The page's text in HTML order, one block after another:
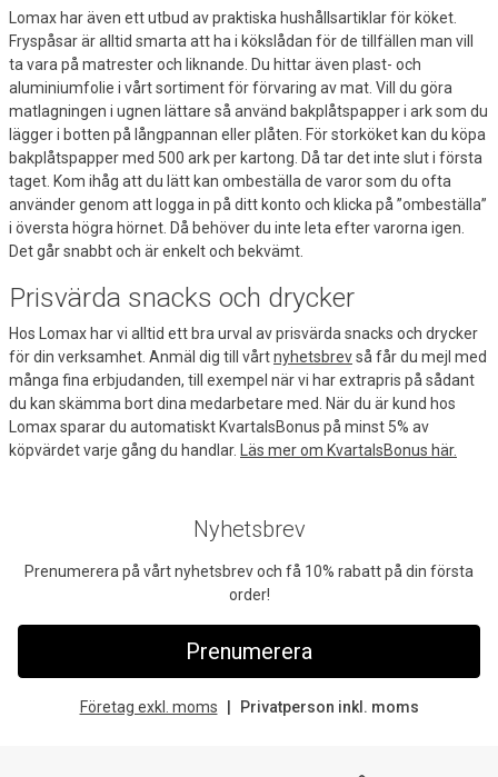
Lomax har även ett utbud av praktiska hushållsartiklar för köket.
Fryspåsar är alltid smarta att ha i kökslådan för de tillfällen man vill
ta vara på matrester och liknande. Du hittar även plast- och
aluminiumfolie i vårt sortiment för förvaring av mat. Vill du göra
matlagningen i ugnen lättare så använd bakplåtspapper i ark som du
lägger i botten på långpannan eller plåten. För storköket kan du köpa
bakplåtspapper med 500 ark per kartong. Då tar det inte slut i första
taget. Kom ihåg att du lätt kan ombeställa de varor som du ofta
använder genom att logga in på ditt konto och klicka på ”ombeställa”
i översta högra hörnet. Då behöver du inte leta efter varorna igen.
Det går snabbt och är enkelt och bekvämt.
Prisvärda snacks och drycker
Hos Lomax har vi alltid ett bra urval av prisvärda snacks och drycker
för din verksamhet. Anmäl dig till vårtnyhetsbrevså får du mejl med
många fina erbjudanden, till exempel när vi har extrapris på sådant
du kan skämma bort dina medarbetare med. När du är kund hos
Lomax sparar du automatiskt KvartalsBonus på minst 5% av
köpvärdet varje gång du handlar. Läs mer om KvartalsBonus här.
Nyhetsbrev
Prenumerera på vårt nyhetsbrev och få 10% rabatt på din första
order!
Prenumerera
Företag exkl. moms Privatperson inkl. moms